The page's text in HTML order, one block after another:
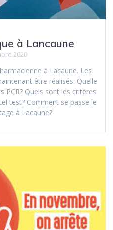
à Lancaune
2020
à Lacaune. Les
être réalisés. Quelle
PCR? Quels sont les critères
test? Comment se passe le
à Lacaune?